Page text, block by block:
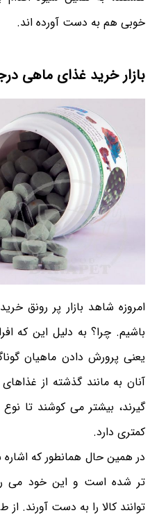
خوبی هم به دست آورده اند.
بازار خرید غذای ماهی
امروزه شاهد بازار پر رونق
باشیم. چرا؟ به دلیل این که
یعنی پرورش دادن ماهیان
آنان به مانند گذشته از
گیرند، بیشتر می کوشند تا
کمتری دارد.
در همین حال همانطور که
تر شده است و این خود می
توانند کالا را به دست آورند.